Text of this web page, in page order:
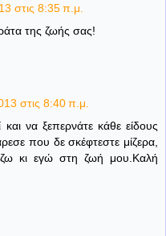
στις 8:35 π.μ.
της ζωής σας!
στις 8:40 π.μ.
να ξεπερνάτε κάθε είδους
που δε σκέφτεστε μίζερα,
κι εγώ στη ζωή μου.Καλή